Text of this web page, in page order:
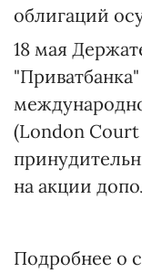
облигаций
18 мая
"Приватбанка"
(London
на акции
Подробнее о